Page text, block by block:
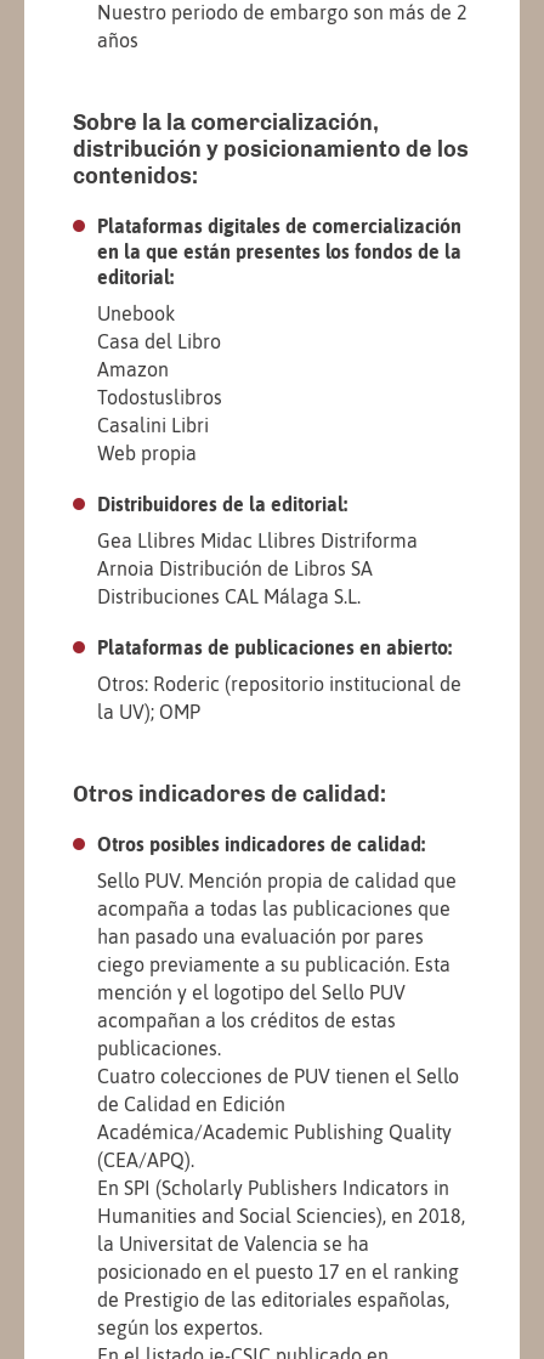
Nuestro periodo de embargo son más de 2
años
Sobre la la comercialización,
distribución y posicionamiento de los
contenidos:
Plataformas digitales de comercialización
en la que están presentes los fondos de la
editorial:
Unebook
Casa del Libro
Amazon
Todostuslibros
Casalini Libri
Web propia
Distribuidores de la editorial:
Gea Llibres Midac Llibres Distriforma
Arnoia Distribución de Libros SA
Distribuciones CAL Málaga S.L.
Plataformas de publicaciones en abierto:
Otros: Roderic (repositorio institucional de
la UV); OMP
Otros indicadores de calidad:
Otros posibles indicadores de calidad:
Sello PUV. Mención propia de calidad que
acompaña a todas las publicaciones que
han pasado una evaluación por pares
ciego previamente a su publicación. Esta
mención y el logotipo del Sello PUV
acompañan a los créditos de estas
publicaciones.
Cuatro colecciones de PUV tienen el Sello
de Calidad en Edición
Académica/Academic Publishing Quality
(CEA/APQ).
En SPI (Scholarly Publishers Indicators in
Humanities and Social Sciencies), en 2018,
la Universitat de Valencia se ha
posicionado en el puesto 17 en el ranking
de Prestigio de las editoriales españolas,
según los expertos.